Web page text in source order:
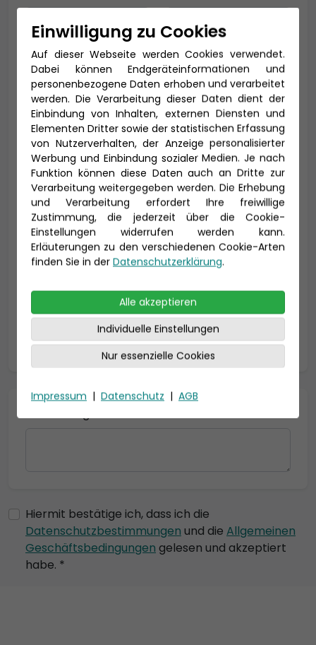
E-Mail *
Telefon *
Geburtsdatum
* = Pflichtfelder
Hiermit bestätige ich, dass ich die
Datenschutzbestimmungen und die Allgemeinen
Geschäftsbedingungen gelesen und akzeptiert
habe. *
Einwilligung zu Cookies
Auf dieser Webseite werden Cookies verwendet.
Dabei können Endgeräteinformationen und
personenbezogene Daten erhoben und verarbeitet
werden. Die Verarbeitung dieser Daten dient der
Einbindung von Inhalten, externen Diensten und
Elementen Dritter sowie der statistischen Erfassung
von Nutzerverhalten, der Anzeige personalisierter
Werbung und Einbindung sozialer Medien. Je nach
Funktion können diese Daten auch an Dritte zur
Verarbeitung weitergegeben werden. Die Erhebung
und Verarbeitung erfordert Ihre freiwillige
Zustimmung, die jederzeit über die Cookie-
Einstellungen widerrufen werden kann.
Erläuterungen zu den verschiedenen Cookie-Arten
finden Sie in der Datenschutzerklärung.
Alle akzeptieren
Individuelle Einstellungen
Nur essenzielle Cookies
Impressum | Datenschutz | AGB